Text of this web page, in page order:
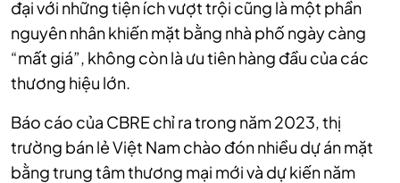
đại với những tiện ích vượt trội cũng là một phần
nguyên nhân khiến mặt bằng nhà phố ngày càng
“mất giá”, không còn là ưu tiên hàng đầu của các
thương hiệu lớn.
Báo cáo của CBRE chỉ ra trong năm 2023, thị
trường bán lẻ Việt Nam chào đón nhiều dự án mặt
bằng trung tâm thương mại mới và dự kiến năm